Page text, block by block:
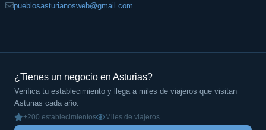
pueblosasturianosweb@gmail.com
¿Tienes un negocio en Asturias?
Verifica tu establecimiento y llega a miles de viajeros que visitan
Asturias cada año.
+200 establecimientos Miles de viajeros